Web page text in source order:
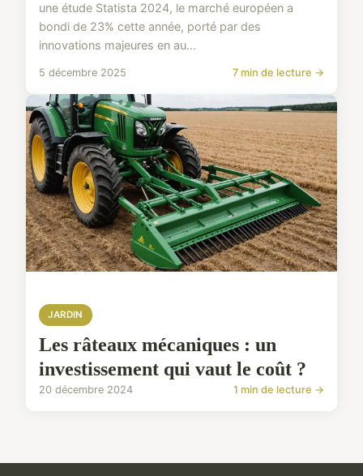
une étude Statista 2024, le marché européen a
bondi de 23% cette année, porté par des
innovations majeures en au...
5 décembre 2025 7 min de lecture →
JARDIN
Les râteaux mécaniques : un
investissement qui vaut le coût ?
20 décembre 2024 1 min de lecture →